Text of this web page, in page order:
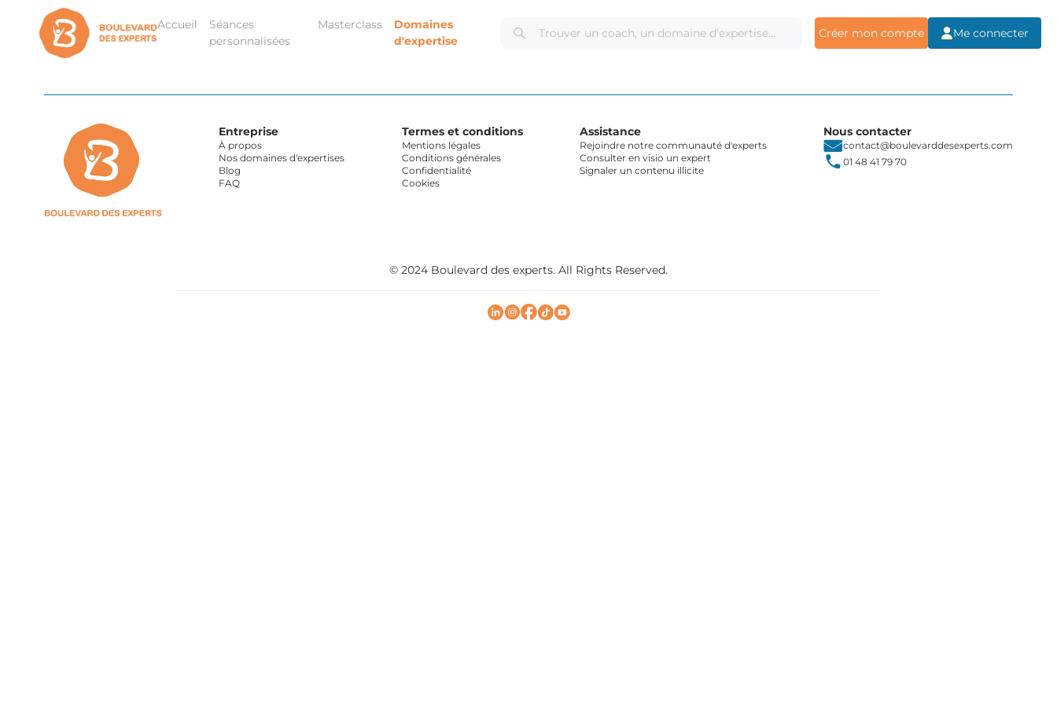
Accueil
Séances
personnalisées
Masterclass
Domaines
d'expertise
Créer mon compte Me connecter
Entreprise
À propos
Nos domaines d'expertises
Blog
FAQ
Termes et conditions
Mentions légales
Conditions générales
Confidentialité
Cookies
Assistance
Rejoindre notre communauté d'experts
Consulter en visio un expert
Signaler un contenu illicite
Nous contacter
contact@boulevarddesexperts.com
01 48 41 79 70
© 2024 Boulevard des experts. All Rights Reserved.